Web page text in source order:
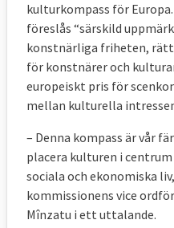
kulturkompass för
föreslås “särskild
konstnärliga friheten,
för konstnärer och
europeiskt pris för
mellan kulturella
– Denna kompass är vår
placera kulturen i
sociala och ekonomiska
kommissionens vice
Mînzatu i ett uttalande.